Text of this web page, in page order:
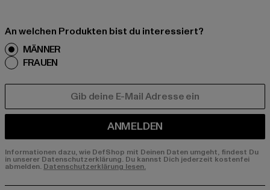
An welchen Produkten bist du interessiert?
MÄNNER
FRAUEN
ANMELDEN
Informationen dazu, wie DefShop mit Deinen Daten umgeht, findest Du
in unserer Datenschutzerklärung. Du kannst Dich jederzeit kostenfei
abmelden. Datenschutzerklärung lesen.